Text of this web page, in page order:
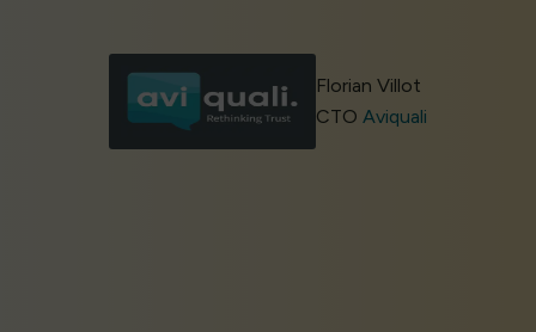
Florian Villot
CTOAviquali